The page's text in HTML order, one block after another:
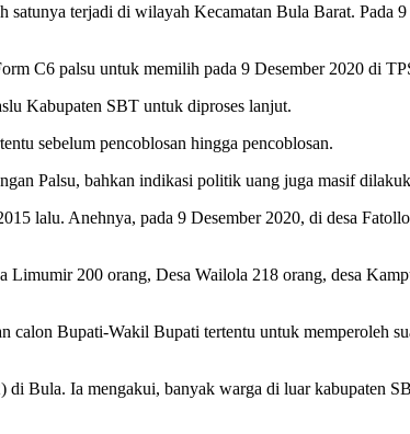
terjadi di wilayah Kecamatan Bula Barat. Pada
C6 palsu untuk memilih pada 9 Desember 2020 di
Kabupaten SBT untuk diproses lanjut.
sebelum pencoblosan hingga pencoblosan.
Palsu, bahkan indikasi politik uang juga masif
lalu. Anehnya, pada 9 Desember 2020, di desa
200 orang, Desa Wailola 218 orang, desa
Bupati-Wakil Bupati tertentu untuk memperoleh
Bula. Ia mengakui, banyak warga di luar kabupaten